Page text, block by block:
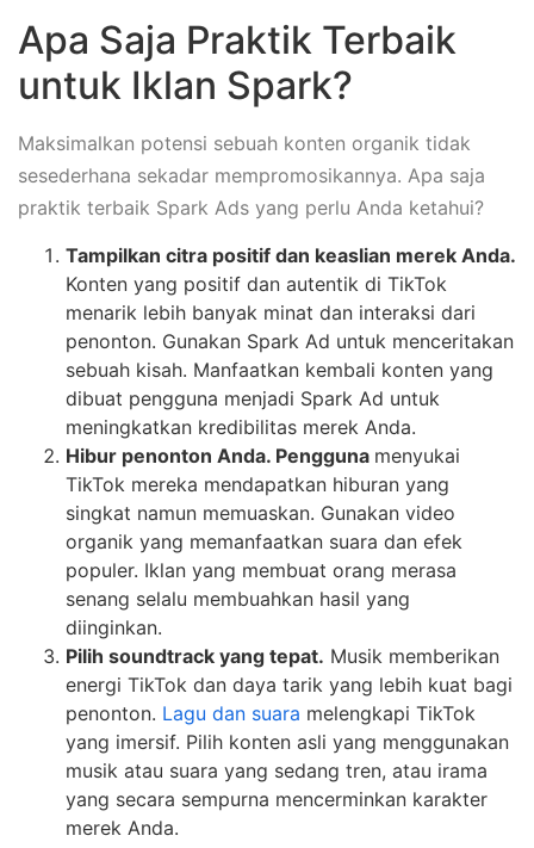
Apa Saja Praktik Terbaik
untuk Iklan Spark?
Maksimalkan potensi sebuah konten organik tidak
sesederhana sekadar mempromosikannya. Apa saja
praktik terbaik Spark Ads yang perlu Anda ketahui?
Tampilkan citra positif dan keaslian merek Anda.
Konten yang positif dan autentik di TikTok
menarik lebih banyak minat dan interaksi dari
penonton. Gunakan Spark Ad untuk menceritakan
sebuah kisah. Manfaatkan kembali konten yang
dibuat pengguna menjadi Spark Ad untuk
meningkatkan kredibilitas merek Anda.
Hibur penonton Anda. Pengguna menyukai
TikTok mereka mendapatkan hiburan yang
singkat namun memuaskan. Gunakan video
organik yang memanfaatkan suara dan efek
populer. Iklan yang membuat orang merasa
senang selalu membuahkan hasil yang
diinginkan.
Pilih soundtrack yang tepat. Musik memberikan
energi TikTok dan daya tarik yang lebih kuat bagi
penonton. Lagu dan suara melengkapi TikTok
yang imersif. Pilih konten asli yang menggunakan
musik atau suara yang sedang tren, atau irama
yang secara sempurna mencerminkan karakter
merek Anda.